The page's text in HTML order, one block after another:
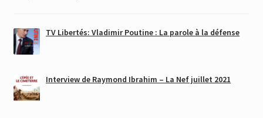
TV Libertés: Vladimir Poutine : La parole à la défense
Interview de Raymond Ibrahim – La Nef juillet 2021